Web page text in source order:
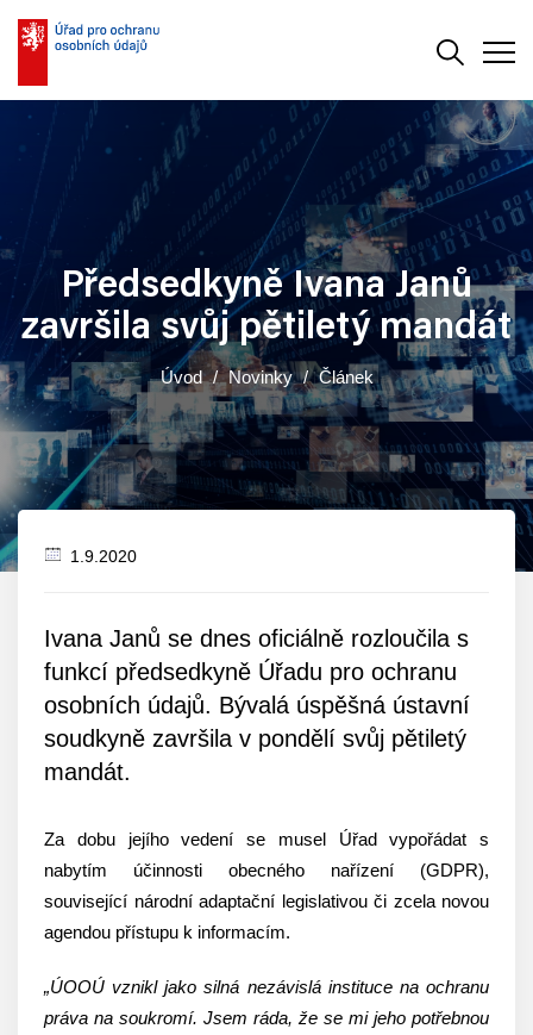
Předsedkyně Ivana Janů
završila svůj pětiletý mandát
Úvod Novinky Článek
1.9.2020
Ivana Janů se dnes oficiálně rozloučila s
funkcí předsedkyně Úřadu pro ochranu
osobních údajů. Bývalá úspěšná ústavní
soudkyně završila v pondělí svůj pětiletý
mandát.
Za dobu jejího vedení se musel Úřad vypořádat s
nabytím účinnosti obecného nařízení (GDPR),
související národní adaptační legislativou či zcela novou
agendou přístupu k informacím.
„ÚOOÚ vznikl jako silná nezávislá instituce na ochranu
práva na soukromí. Jsem ráda, že se mi jeho potřebnou